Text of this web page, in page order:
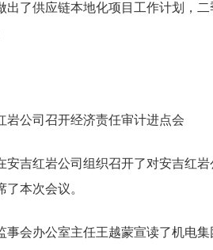
出了供应链本地化项目工作计划，
岩公司召开经济责任审计进点会
安吉红岩公司组织召开了对安吉红
本次会议。
事会办公室主任王越蒙宣读了机电